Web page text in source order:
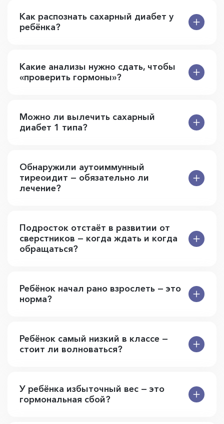
Как распознать сахарный диабет у
ребёнка?
Какие анализы нужно сдать, чтобы
«проверить гормоны»?
Можно ли вылечить сахарный
диабет 1 типа?
Обнаружили аутоиммунный
тиреоидит — обязательно ли
лечение?
Подросток отстаёт в развитии от
сверстников — когда ждать и когда
обращаться?
Ребёнок начал рано взрослеть — это
норма?
Ребёнок самый низкий в классе —
стоит ли волноваться?
У ребёнка избыточный вес — это
гормональная сбой?